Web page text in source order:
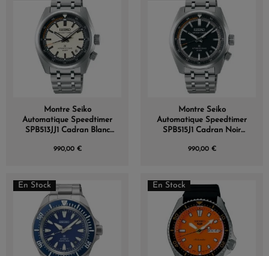
Montre Seiko
Automatique Speedtimer
SPB513JJ1 Cadran Blanc
990,00 €
Montre Seiko
Automatique Speedtimer
SPB515J1 Cadran Noir
990,00 €
En Stock En Stock